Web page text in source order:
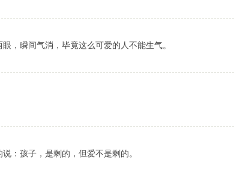
，瞬间气消，毕竟这么可爱的人不能生气。
：孩子，是剩的，但爱不是剩的。